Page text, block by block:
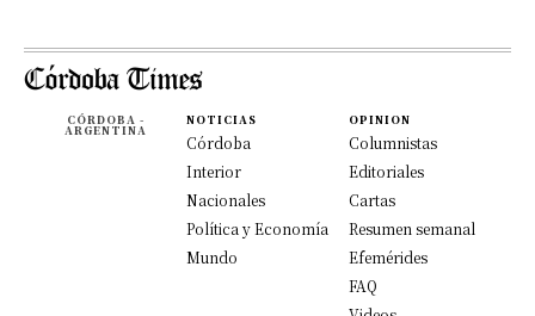
CÓRDOBA -
ARGENTINA
NOTICIAS
Córdoba
Interior
Nacionales
Política y Economía
Mundo
OPINION
Columnistas
Editoriales
Cartas
Resumen semanal
Efemérides
FAQ